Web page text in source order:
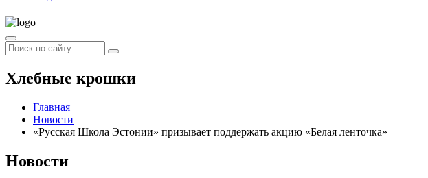
Хлебные крошки
Главная
Новости
«Русская Школа Эстонии» призывает поддержать акцию «Белая ленточка»
Новости